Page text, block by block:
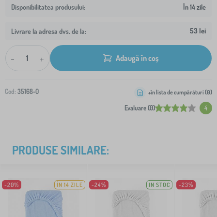
În 14 zile
Livrare la adresa dvs. de la: 53 lei
- + Adaugă în coș
Cod: 35168-0
Evaluare (0) 4
+în lista de cumpărături (0)
PRODUSE SIMILARE:
-20% ÎN 14 ZILE -24% IN STOC -23%